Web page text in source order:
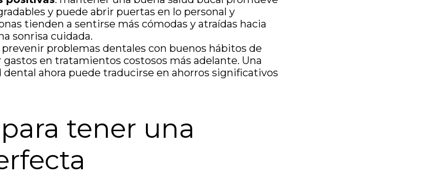
y puede abrir puertas en lo personal y
tienden a sentirse más cómodas y atraídas hacia
sonrisa cuidada.
prevenir problemas dentales con buenos hábitos de
en tratamientos costosos más adelante. Una
ahora puede traducirse en ahorros significativos
tener una